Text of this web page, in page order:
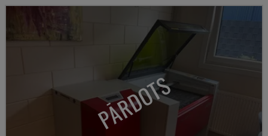
PĀRDOTS